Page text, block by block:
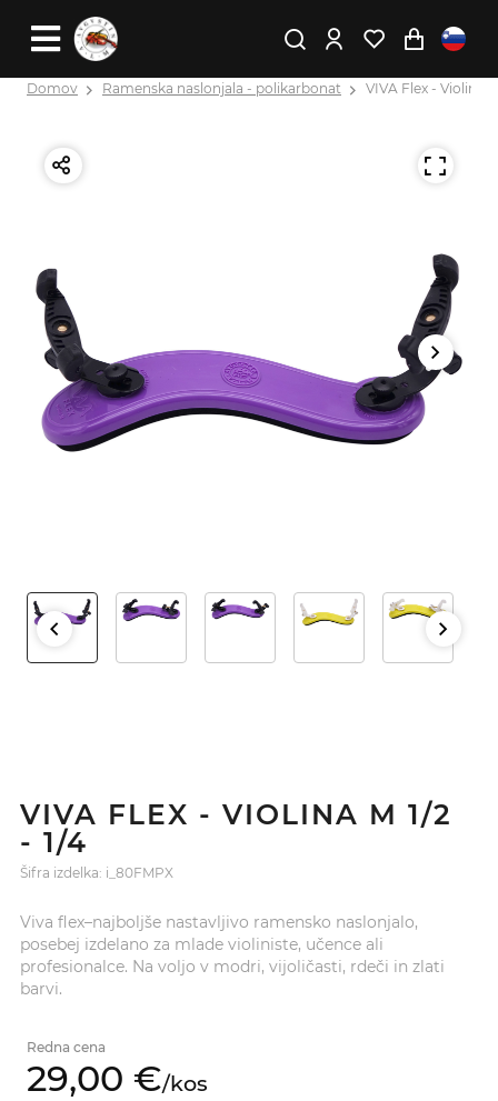
Domov Ramenska naslonjala - polikarbonat VIVA Flex - Violina
VIVA FLEX - VIOLINA M 1/2
- 1/4
Šifra izdelka: i_80FMPX
Viva flex–najboljše nastavljivo ramensko naslonjalo,
posebej izdelano za mlade violiniste, učence ali
profesionalce. Na voljo v modri, vijoličasti, rdeči in zlati
barvi.
Redna cena
29,00 €/kos